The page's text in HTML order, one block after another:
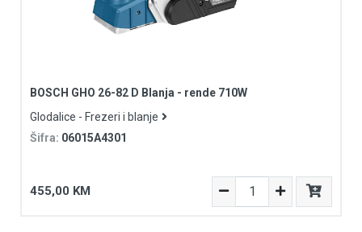
BOSCH GHO 26-82 D Blanja - rende 710W
Glodalice - Frezeri i blanje
Šifra: 06015A4301
455,00 KM